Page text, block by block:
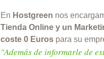
En Hostgreen nos
Tienda Online y un
coste 0 Euros para su
"Además de informarle de